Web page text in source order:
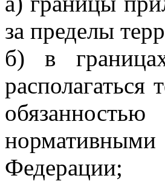
за пределы
б) в
располагаться
Федерации;